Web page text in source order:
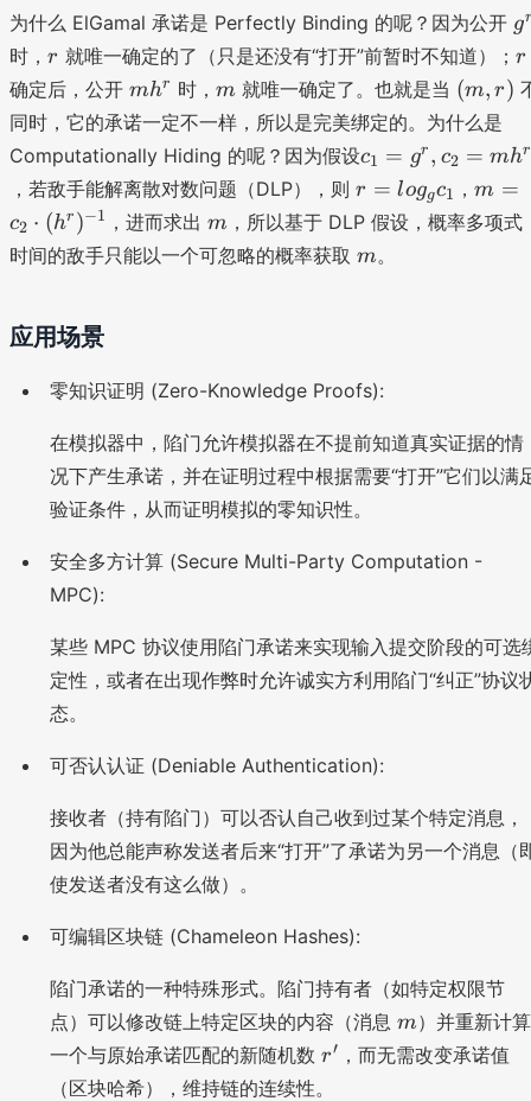
^
r,
m
h
^
r)
)
=
(
g
^
r,
m
^
r)
为什么 ElGamal 承诺是 Perfectly Binding 的呢？因为公开 g
^
gr
时， r
r 就唯一确定的了（只是还没有“打开”前暂时不知道）； r
r
确定后，公开 m
h
^
r
mhr 时， m
m 就唯一确定了。也就是当 (
m
,r
)
(m, r)
同时，它的承诺一定不一样，所以是完美绑定的。为什么是
Computationally Hiding 的呢？因为假设c
_
=
g
2
m
h
c1 = gr , c2 = mhr
，若敌手能解离散对数问题（DLP），则 r
=
g
_
1
r = loggc1 ，m
=
t
(
h
^
}
m =
c2 ⋅ (hr )−1 ，进而求出 m
m，所以基于 DLP 假设，概率多项式
时间的敌手只能以一个可忽略的概率获取 m
m。
应用场景
零知识证明 (Zero-Knowledge Proofs):
在模拟器中，陷门允许模拟器在不提前知道真实证据的情
况下产生承诺，并在证明过程中根据需要“打开”它们以满
验证条件，从而证明模拟的零知识性。
安全多方计算 (Secure Multi-Party Computation -
MPC):
某些 MPC 协议使用陷门承诺来实现输入提交阶段的可选
定性，或者在出现作弊时允许诚实方利用陷门“纠正”协议
态。
可否认认证 (Deniable Authentication):
接收者（持有陷门）可以否认自己收到过某个特定消息，
因为他总能声称发送者后来“打开”了承诺为另一个消息（
使发送者没有这么做）。
可编辑区块链 (Chameleon Hashes):
陷门承诺的一种特殊形式。陷门持有者（如特定权限节
点）可以修改链上特定区块的内容（消息 m
m）并重新计算
一个与原始承诺匹配的新随机数 r
r′ ，而无需改变承诺值
（区块哈希），维持链的连续性。